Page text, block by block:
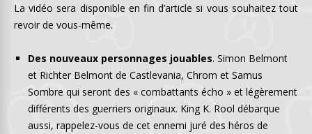
La vidéo sera disponible en fin d’article si vous souhaitez tout
revoir de vous-même.
Des nouveaux personnages jouables. Simon Belmont
et Richter Belmont de Castlevania, Chrom et Samus
Sombre qui seront des « combattants écho » et légèrement
différents des guerriers originaux. King K. Rool débarque
aussi, rappelez-vous de cet ennemi juré des héros de